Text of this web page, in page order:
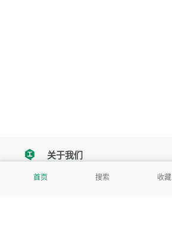
首页 搜索 收藏
tencent关于我们
我们努力把每一个工具做成批量处理的产品